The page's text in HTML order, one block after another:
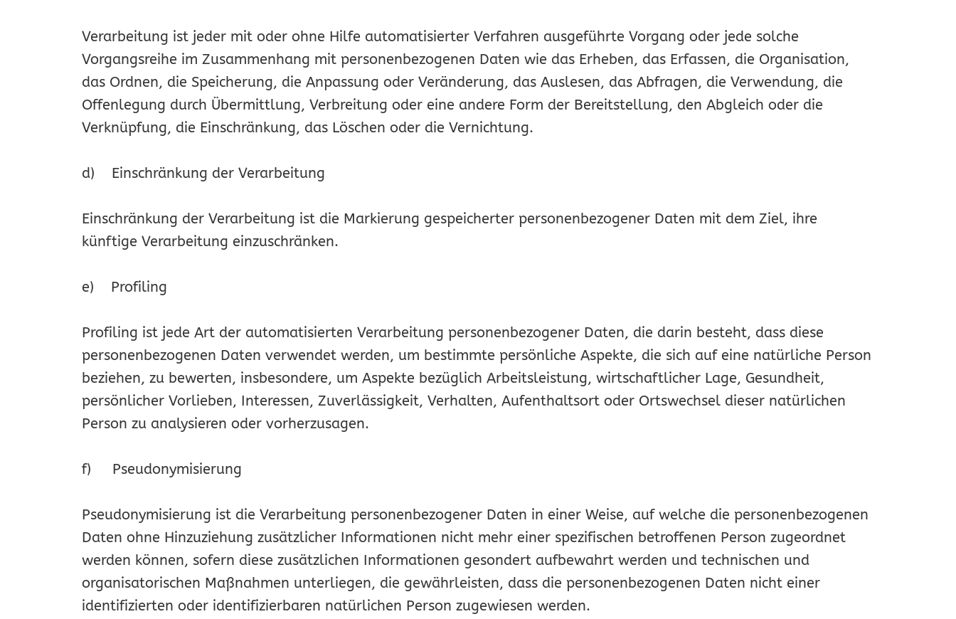
Verarbeitung ist jeder mit oder ohne Hilfe automatisierter Verfahren ausgeführte Vorgang oder jede solche
Vorgangsreihe im Zusammenhang mit personenbezogenen Daten wie das Erheben, das Erfassen, die Organisation,
das Ordnen, die Speicherung, die Anpassung oder Veränderung, das Auslesen, das Abfragen, die Verwendung, die
Offenlegung durch Übermittlung, Verbreitung oder eine andere Form der Bereitstellung, den Abgleich oder die
Verknüpfung, die Einschränkung, das Löschen oder die Vernichtung.
d) Einschränkung der Verarbeitung
Einschränkung der Verarbeitung ist die Markierung gespeicherter personenbezogener Daten mit dem Ziel, ihre
künftige Verarbeitung einzuschränken.
e) Profiling
Profiling ist jede Art der automatisierten Verarbeitung personenbezogener Daten, die darin besteht, dass diese
personenbezogenen Daten verwendet werden, um bestimmte persönliche Aspekte, die sich auf eine natürliche Person
beziehen, zu bewerten, insbesondere, um Aspekte bezüglich Arbeitsleistung, wirtschaftlicher Lage, Gesundheit,
persönlicher Vorlieben, Interessen, Zuverlässigkeit, Verhalten, Aufenthaltsort oder Ortswechsel dieser natürlichen
Person zu analysieren oder vorherzusagen.
f) Pseudonymisierung
Pseudonymisierung ist die Verarbeitung personenbezogener Daten in einer Weise, auf welche die personenbezogenen
Daten ohne Hinzuziehung zusätzlicher Informationen nicht mehr einer spezifischen betroffenen Person zugeordnet
werden können, sofern diese zusätzlichen Informationen gesondert aufbewahrt werden und technischen und
organisatorischen Maßnahmen unterliegen, die gewährleisten, dass die personenbezogenen Daten nicht einer
identifizierten oder identifizierbaren natürlichen Person zugewiesen werden.